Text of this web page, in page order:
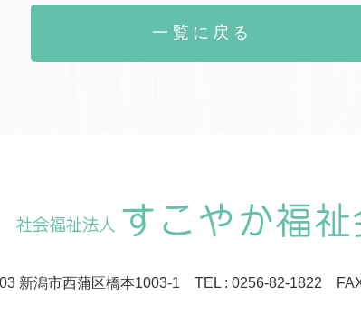
一覧に戻る
新潟市西蒲区橋本1003-1 TEL : 0256-82-1822